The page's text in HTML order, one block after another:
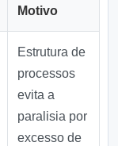
Motivo
Estrutura de
processos
evita a
paralisia por
excesso de